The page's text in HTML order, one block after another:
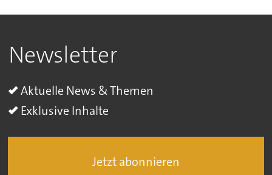
Newsletter
Aktuelle News & Themen
Exklusive Inhalte
Jetzt abonnieren